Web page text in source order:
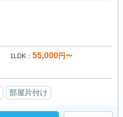
1LDK 55,000円〜
部屋片付け